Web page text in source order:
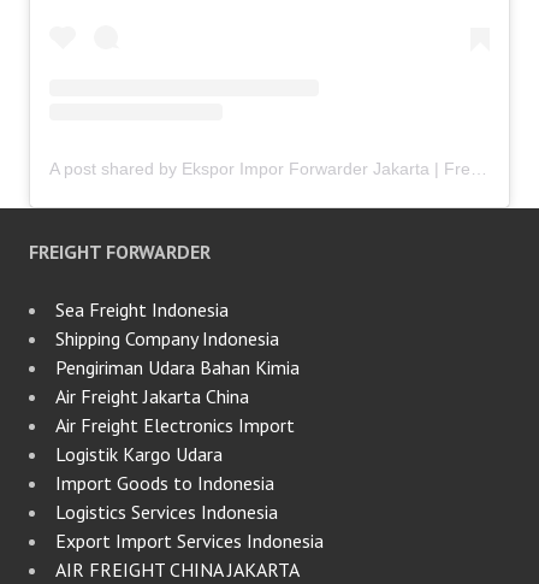
FREIGHT FORWARDER
Sea Freight Indonesia
Shipping Company Indonesia
Pengiriman Udara Bahan Kimia
Air Freight Jakarta China
Air Freight Electronics Import
Logistik Kargo Udara
Import Goods to Indonesia
Logistics Services Indonesia
Export Import Services Indonesia
AIR FREIGHT CHINA JAKARTA